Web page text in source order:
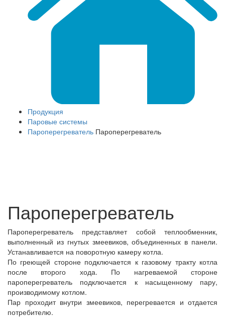
Продукция
Паровые системы
Пароперегреватель Пароперегреватель
Пароперегреватель
Пароперегреватель представляет собой теплообменник,
выполненный из гнутых змеевиков, объединенных в панели.
Устанавливается на поворотную камеру котла.
По греющей стороне подключается к газовому тракту котла
после второго хода. По нагреваемой стороне
пароперегреватель подключается к насыщенному пару,
производимому котлом.
Пар проходит внутри змеевиков, перегревается и отдается
потребителю.